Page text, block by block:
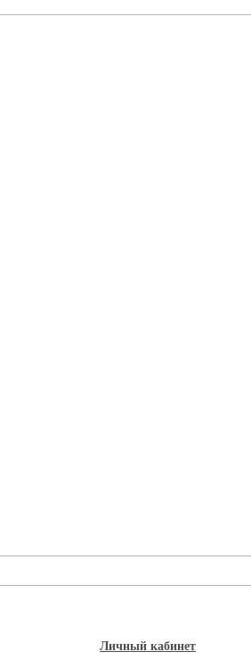
Личный кабинет